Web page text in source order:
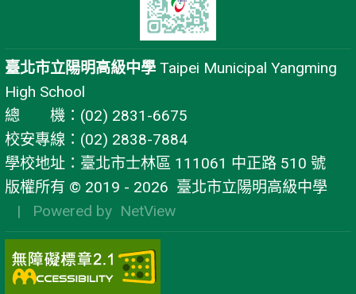
臺北市立陽明高級中學 Taipei Municipal Yangming
High School
總 機：(02) 2831-6675
校安專線：(02) 2838-7884
學校地址：臺北市士林區 111061 中正路 510 號
版權所有 © 2019 - 2026 臺北市立陽明高級中學
| Powered by NetView